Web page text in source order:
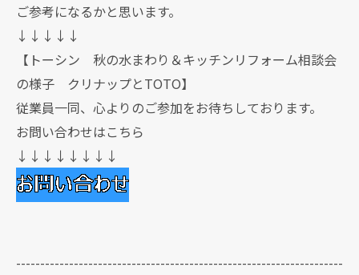
ご参考になるかと思います。
↓↓↓↓↓
【トーシン 秋の水まわり＆キッチンリフォーム相談会
の様子 クリナップとTOTO】
従業員一同、心よりのご参加をお待ちしております。
お問い合わせはこちら
↓↓↓↓↓↓↓↓
--------------------------------------------------------------------